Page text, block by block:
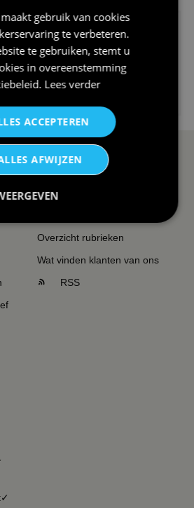
€24,95
OVERZICHT
Sitemapping
Overzicht rubrieken
Wat vinden klanten van ons
RSS
gebruik van cookies
te verbeteren.
te gebruiken, stemt u
in overeenstemming
. Lees verder
ACCEPTEREN
AFWIJZEN